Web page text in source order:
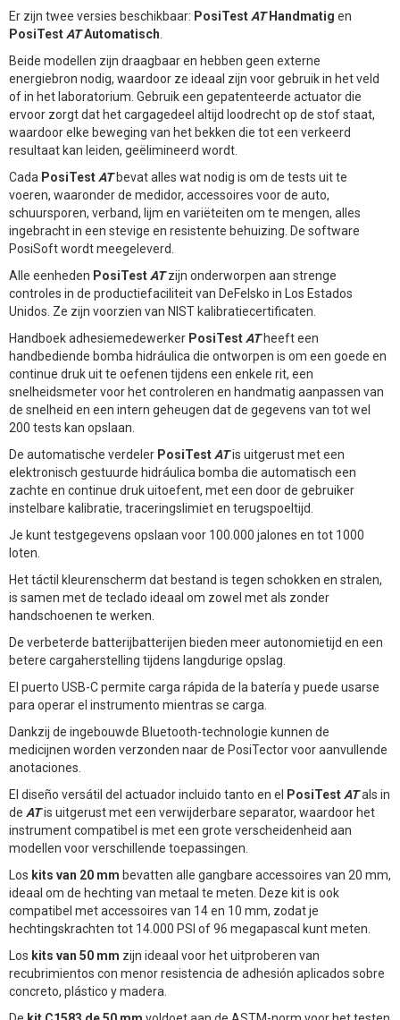
Er zijn twee versies beschikbaar: PosiTest ATHandmatig en
PosiTest ATAutomatisch
Beide modellen zijn draagbaar en hebben geen externe
energiebron nodig, waardoor ze ideaal zijn voor gebruik in het veld
of in het laboratorium. Gebruik een gepatenteerde actuator die
ervoor zorgt dat het cargagedeel altijd loodrecht op de stof staat,
waardoor elke beweging van het bekken die tot een verkeerd
resultaat kan leiden, geëlimineerd wordt.
Cada PosiTest ATbevat alles wat nodig is om de tests uit te
voeren, waaronder de medidor, accessoires voor de auto,
schuursporen, verband, lijm en variëteiten om te mengen, alles
ingebracht in een stevige en resistente behuizing. De software
PosiSoft wordt meegeleverd.
Alle eenheden PosiTest ATzijn onderworpen aan strenge
controles in de productiefaciliteit van DeFelsko in Los Estados
Unidos. Ze zijn voorzien van NIST kalibratiecertificaten.
Handboek adhesiemedewerker PosiTest ATheeft een
handbediende bomba hidráulica die ontworpen is om een goede en
continue druk uit te oefenen tijdens een enkele rit, een
snelheidsmeter voor het controleren en handmatig aanpassen van
de snelheid en een intern geheugen dat de gegevens van tot wel
200 tests kan opslaan.
De automatische verdeler PosiTest ATis uitgerust met een
elektronisch gestuurde hidráulica bomba die automatisch een
zachte en continue druk uitoefent, met een door de gebruiker
instelbare kalibratie, traceringslimiet en terugspoeltijd.
Je kunt testgegevens opslaan voor 100.000 jalones en tot 1000
loten.
Het táctil kleurenscherm dat bestand is tegen schokken en stralen,
is samen met de teclado ideaal om zowel met als zonder
handschoenen te werken.
De verbeterde batterijbatterijen bieden meer autonomietijd en een
betere cargaherstelling tijdens langdurige opslag.
El puerto USB-C permite carga rápida de la batería y puede usarse
para operar el instrumento mientras se carga.
Dankzij de ingebouwde Bluetooth-technologie kunnen de
medicijnen worden verzonden naar de PosiTector voor aanvullende
anotaciones.
El diseño versátil del actuador incluido tanto en el PosiTest ATals in
de ATis uitgerust met een verwijderbare separator, waardoor het
instrument compatibel is met een grote verscheidenheid aan
modellen voor verschillende toepassingen.
Los kits van 20 mm bevatten alle gangbare accessoires van 20 mm,
ideaal om de hechting van metaal te meten. Deze kit is ook
compatibel met accessoires van 14 en 10 mm, zodat je
hechtingskrachten tot 14.000 PSI of 96 megapascal kunt meten.
Los kits van 50 mm zijn ideaal voor het uitproberen van
recubrimientos con menor resistencia de adhesión aplicados sobre
concreto, plástico y madera.